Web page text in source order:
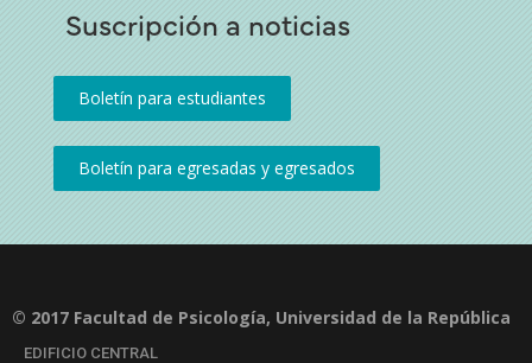
Suscripción a noticias
© 2017 Facultad de Psicología, Universidad de la República
EDIFICIO CENTRAL